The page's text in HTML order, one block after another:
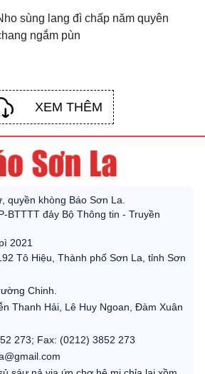
sùng lang đì chấp năm quyên
ngắm pùn
XEM THÊM
quyền khòng Báo Sơn La.
BTTTT đảy Bộ Thông tin - Truyền
2021
Tô Hiệu, Thành phố Sơn La, tỉnh Sơn
Chinh.
Thanh Hải, Lê Huy Ngoan, Đàm Xuân
273; Fax: (0212) 3852 273